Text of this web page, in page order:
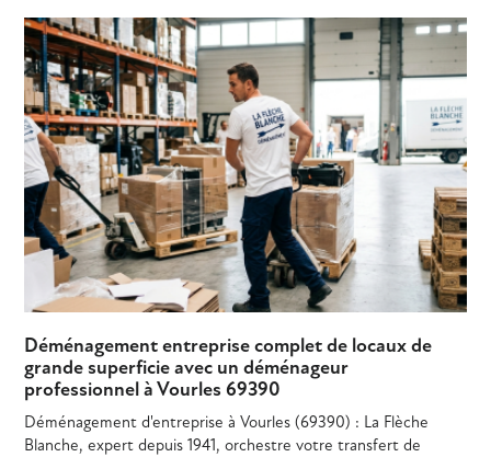
Déménagement entreprise complet de locaux de
grande superficie avec un déménageur
professionnel à Vourles 69390
Déménagement d'entreprise à Vourles (69390) : La Flèche
Blanche, expert depuis 1941, orchestre votre transfert de